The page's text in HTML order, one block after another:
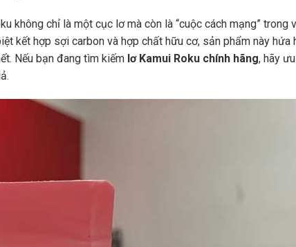
không chỉ là một cục lơ mà còn là “cuộc cách mạng” trong
kết hợp sợi carbon và hợp chất hữu cơ, sản phẩm này hứa
Nếu bạn đang tìm kiếm lơ Kamui Roku chính hãng, hãy